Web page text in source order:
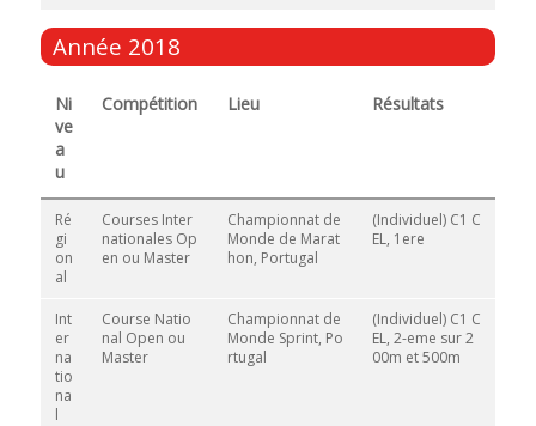
Année 2018
Ni
ve
a
u
Compétition Lieu Résultats
Ré
gi
on
al
Courses Inter
nationales Op
en ou Master
Championnat de
Monde de Marat
hon, Portugal
(Individuel) C1 C
EL, 1ere
Int
er
na
tio
na
l
Course Natio
nal Open ou
Master
Championnat de
Monde Sprint, Po
rtugal
(Individuel) C1 C
EL, 2-eme sur 2
00m et 500m